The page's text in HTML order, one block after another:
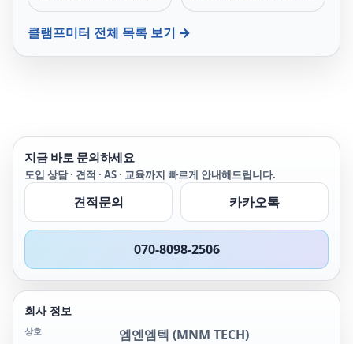
한 와이어 사이를 쉽게 측
Fluke 301B로 더 많은 테
스트 요구 사항을 처리할
수 있습니다.
을 제공합니다.
METERLiNK® 앱과의 호
지, 비디오를 빠르고 효율
적으로 캡처하여 분석, 추
세 파악, 공유할 수 있습니
클램프미터 전체 목록 보기 →
지금 바로 문의하세요
도입 상담 · 견적 · AS · 교육까지 빠르게 안내해드립니다.
견적문의 카카오톡
070-8098-2506
회사 정보
상호 엠엔엠텍 (MNM TECH)